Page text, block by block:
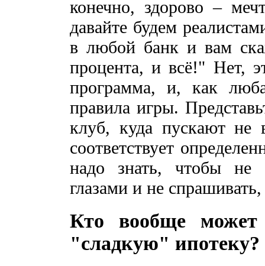
конечно, здорово –
давайте будем
в любой банк и вам
процента, и всё!" Нет,
программа, и, как
правила игры.
клуб, куда пускают не
соответствует
надо знать, чтобы не
глазами и не
Кто вообще может
"сладкую" ипотеку?